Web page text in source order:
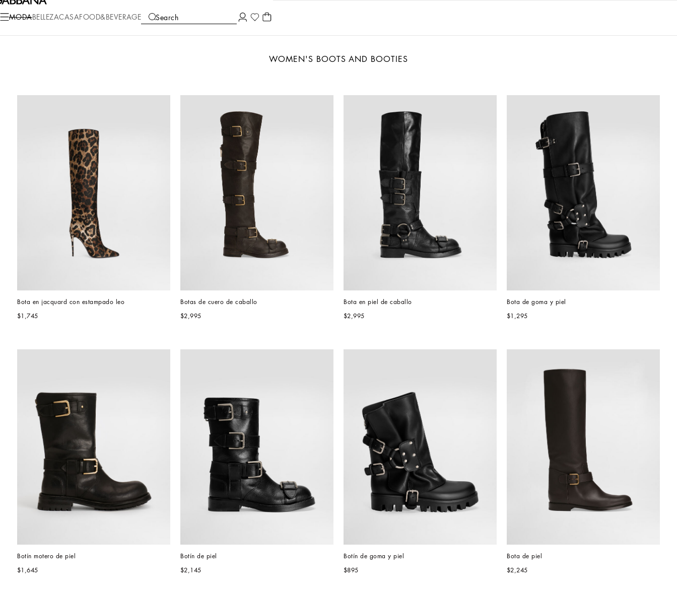
MODABELLEZACASA FOOD&BEVERAGE Search
COLLECTIONS
WOMEN'S BOOTS AND BOOTIES
Bota en jacquard con estampado leo
$1,745
Botas de cuero de caballo
$2,995
Bota en piel de caballo
$2,995 $1,295
Botín motero de piel
$1,645 $2,145
Botín de goma y piel
$895
Bota de piel
$2,245